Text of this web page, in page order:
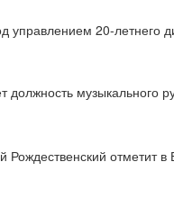
управлением 20-летнего
должность музыкального